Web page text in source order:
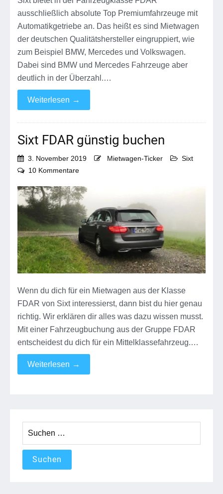
ausschließlich absolute Top Premiumfahrzeuge mit
Automatikgetriebe an. Das heißt es sind Mietwagen
der deutschen Qualitätshersteller eingruppiert, wie
zum Beispiel BMW, Mercedes und Volkswagen.
Dabei sind BMW und Mercedes Fahrzeuge aber
deutlich in der Überzahl.…
Weiterlesen →
Sixt FDAR günstig buchen
3. November 2019 Mietwagen-Ticker
Sixt
10 Kommentare
FDAR
günstig
buchen
Wenn du dich für ein Mietwagen aus der Klasse
FDAR von Sixt interessierst, dann bist du hier genau
richtig. Wir erklären dir alles was dazu wissen musst.
Mit einer Fahrzeugbuchung aus der Gruppe FDAR
entscheidest du dich für ein Mittelklassefahrzeug.…
Weiterlesen →